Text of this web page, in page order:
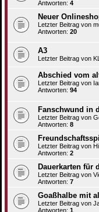
Antworten: 4
Neuer
Letzter Beitrag von
Antworten: 20
A3
Letzter Beitrag von
Abschied vom
Letzter Beitrag von
Antworten: 94
Fanschwund in
Letzter Beitrag von
Antworten: 8
Letzter Beitrag von
Antworten: 2
Dauerkarten für
Letzter Beitrag von
Antworten: 7
Goaßhalbe mit
Letzter Beitrag von
Antworten: 1